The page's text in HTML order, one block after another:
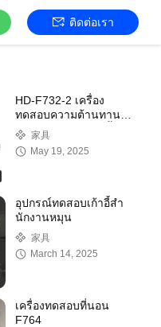
ติดต่อเรา
HD-F732-2 เครื่อง
ทดสอบความต้านทาน
การสกัดล้อของเก้าอี้สํา
นักงานสองสถานี
家具
May 19, 2025
อุปกรณ์ทดสอบเก้าอี้สํา
นักงานหมุน
家具
March 14, 2025
เครื่องทดสอบที่นอน
F764